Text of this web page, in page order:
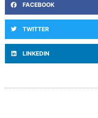
FACEBOOK
TWITTER
LINKEDIN